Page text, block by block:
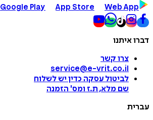
Google Play
App Store Web App
דברו איתנו
צרו קשר
service@e-vrit.co.il
לביטול עסקה כדין יש לשלוח
שם מלא, ת.ז ומס' הזמנה
עברית